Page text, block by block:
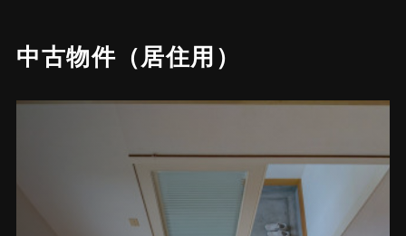
中古物件（居住用）